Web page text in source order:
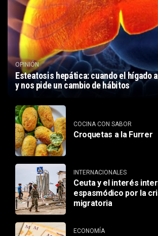
OPINIÓN
Esteatosis hepática: cuando el hígado
y nos pide un cambio de hábitos
COCINA CON SABOR
Croquetas a la Furrer
INTERNACIONALES
Ceuta y el interés
espasmódico por la
migratoria
ECONOMÍA